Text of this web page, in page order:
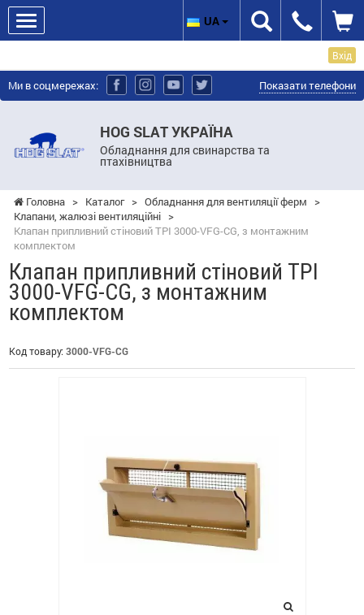
Вхід
Ми в соцмережах: Показати телефони
HOG SLAT УКРАЇНА
Обладнання для свинарства та
птахівництва
UA
Головна > Каталог > Обладнання для вентиляції ферм
>
Клапани, жалюзі вентиляційні >
Клапан припливний стіновий TPI 3000-VFG-CG, з монтажним
комплектом
Клапан припливний стіновий TPI
3000-VFG-CG, з монтажним
комплектом
Код товару: 3000-VFG-CG